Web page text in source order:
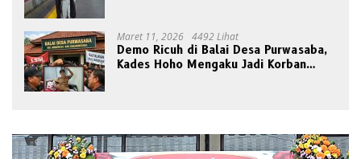
Maret 11, 2026 4492 Lihat
Demo Ricuh di Balai Desa Purwasaba,
Kades Hoho Mengaku Jadi Korban